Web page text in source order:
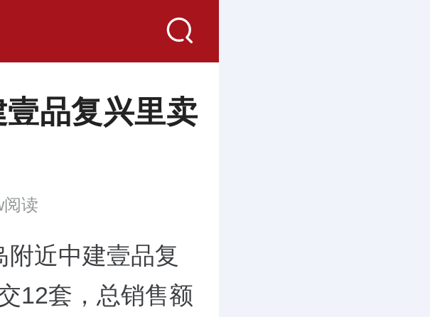
品复兴里卖
阅读
附近中建壹品复
12套，总销售额